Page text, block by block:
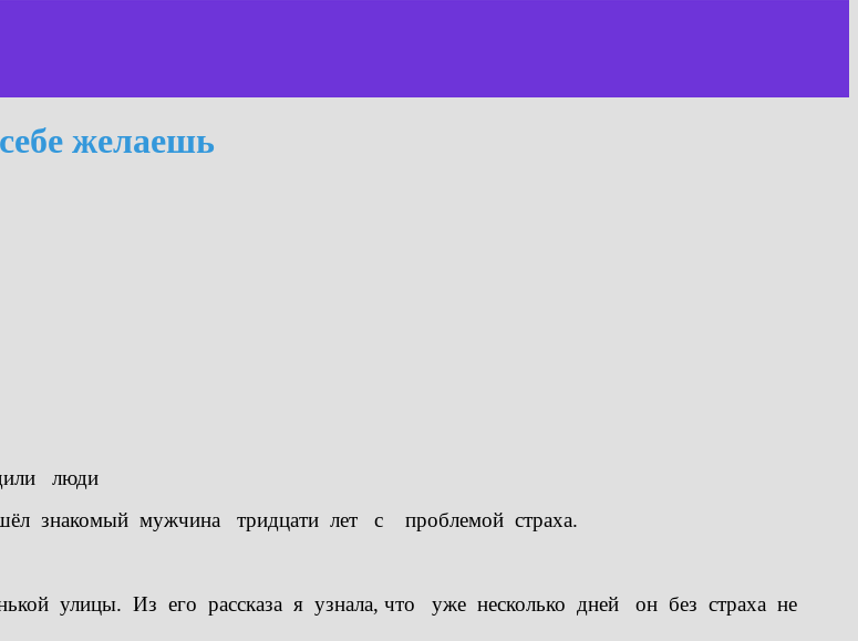
желаешь
люди
знакомый мужчина тридцати лет с проблемой страха.
улицы. Из его рассказа я узнала, что уже несколько дней он без страха не